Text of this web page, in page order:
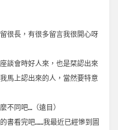
很長，有很多留言我很開心呀
談會時好人來，也是栞認出來
馬上認出來的人，當然要特意
不同吧…（遠目）
書看完吧……我最近已經慘到圖